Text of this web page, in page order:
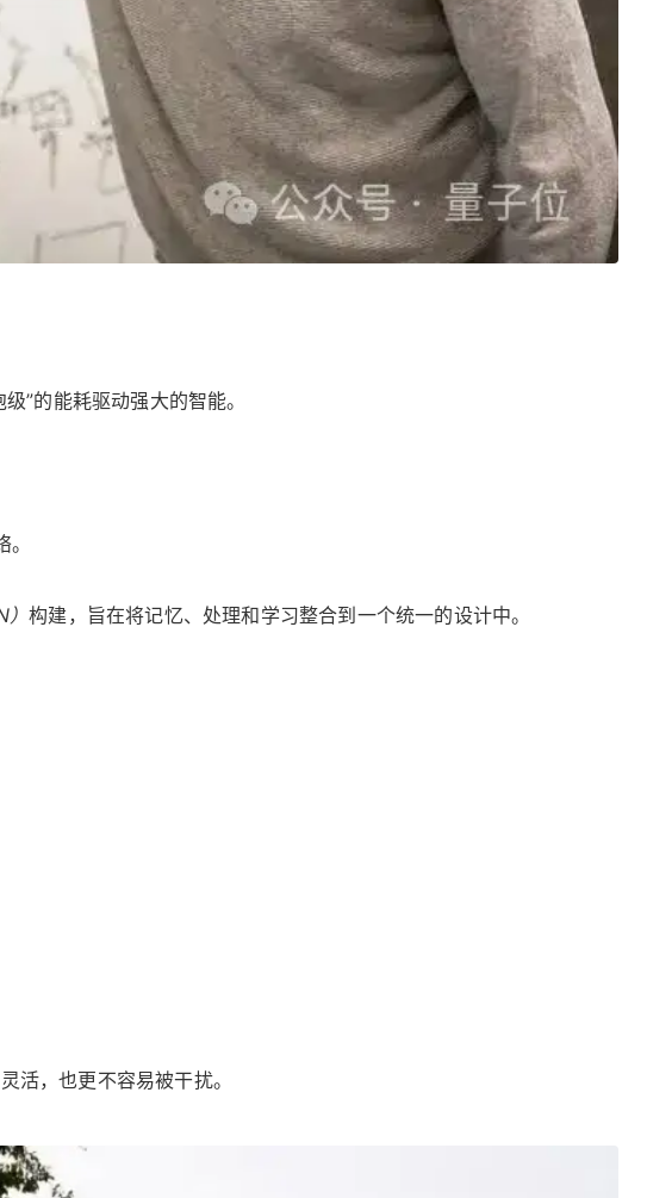
”的能耗驱动强大的智能。
）构建，旨在将记忆、处理和学习整合到一个统一的设计中。
活，也更不容易被干扰。